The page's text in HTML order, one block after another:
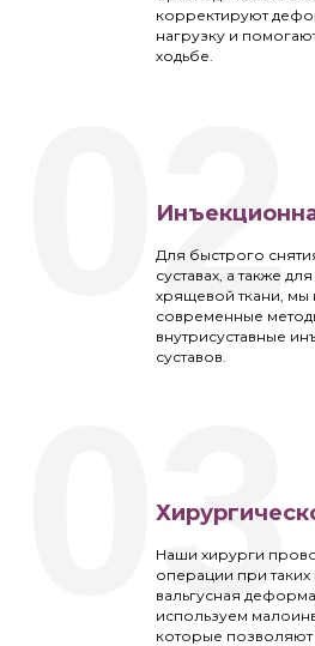
корректируют
нагрузку и
ходьбе.
Для быстрого
суставах, а также
хрящевой ткани, мы
современные
внутрисуставные
суставов.
02
Наши хирурги
операции при
вальгусная
используем
которые позволяют
03